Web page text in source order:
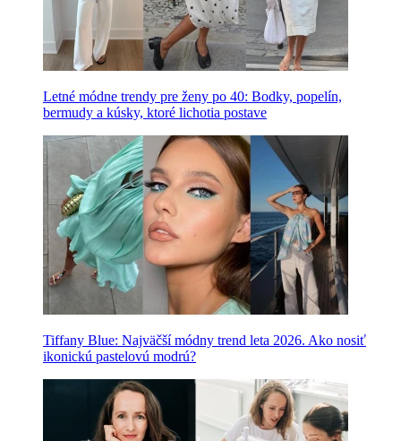
Letné módne trendy pre ženy po 40: Bodky, popelín,
bermudy a kúsky, ktoré lichotia postave
Tiffany Blue: Najväčší módny trend leta 2026. Ako nosiť
ikonickú pastelovú modrú?